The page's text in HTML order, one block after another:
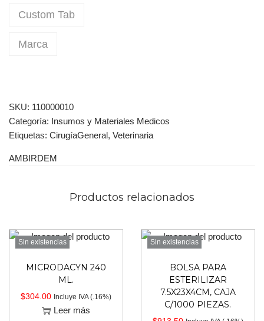
Custom Tab
Marca
SKU: 110000010
Categoría: Insumos y Materiales Medicos
Etiquetas: CirugíaGeneral, Veterinaria
AMBIRDEM
Productos relacionados
Sin existencias
MICRODACYN 240
ML.
$304.00 Incluye IVA (.16%)
Leer más
Sin existencias
BOLSA PARA
ESTERILIZAR
7.5X23X4CM, CAJA
C/1000 PIEZAS.